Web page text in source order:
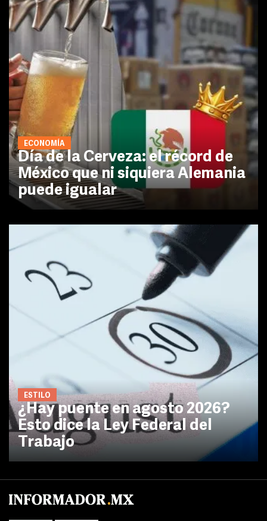
ECONOMÍA
Día de la Cerveza: el récord de
México que ni siquiera Alemania
puede igualar
ESTILO
¿Hay puente en agosto 2026?
Esto dice la Ley Federal del
Trabajo